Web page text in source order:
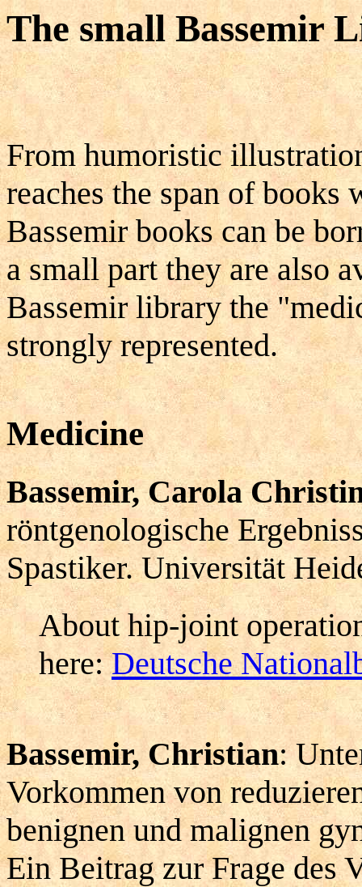
The small Bassemir
From humoristic
reaches the span of books
Bassemir books can be
a small part they are also
Bassemir library the
strongly represented.
Medicine
Bassemir, Carola
röntgenologische
Spastiker. Universität
About hip-joint
here:Deutsche
Bassemir, Christian:
Vorkommen von
benignen und malignen
Ein Beitrag zur Frage des